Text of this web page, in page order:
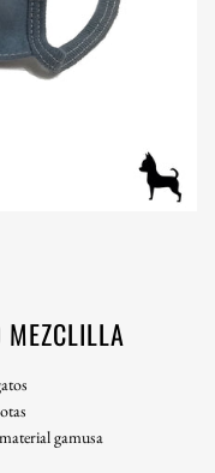
MEZCLILLA
gamusa